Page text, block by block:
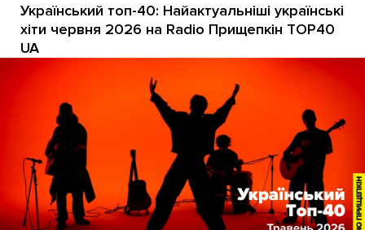
Український топ-40: Найактуальніші українські
хіти червня 2026 на Radio Прищепкін TOP40
UA